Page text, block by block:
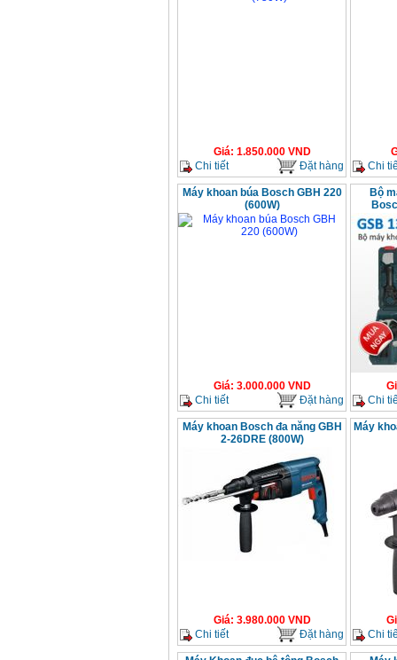
Giá: 1.850.000VND
Chi tiết
Đặt hàng
Chi
Máy khoan búa Bosch GBH 220
(600W)
Giá: 3.000.000VND
Chi tiết
Đặt hàng
Bộ
Chi
Máy khoan Bosch đa năng GBH
2-26DRE (800W)
Giá: 3.980.000VND
Chi tiết
Đặt hàng
Máy
Chi